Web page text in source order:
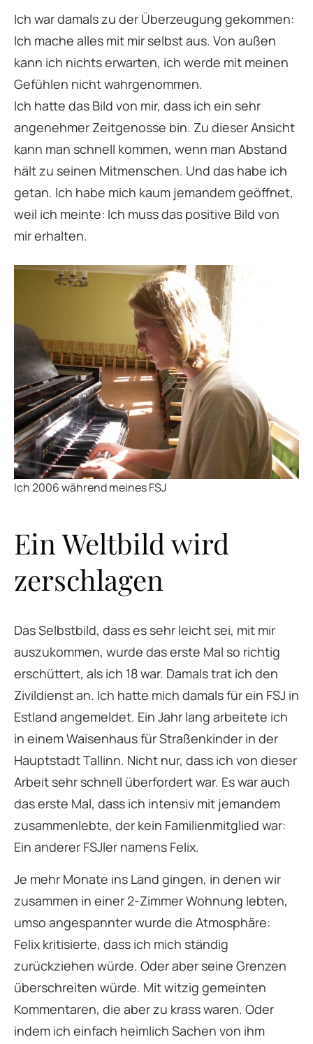
Ich war damals zu der Überzeugung gekommen:
Ich mache alles mit mir selbst aus. Von außen
kann ich nichts erwarten, ich werde mit meinen
Gefühlen nicht wahrgenommen.
Ich hatte das Bild von mir, dass ich ein sehr
angenehmer Zeitgenosse bin. Zu dieser Ansicht
kann man schnell kommen, wenn man Abstand
hält zu seinen Mitmenschen. Und das habe ich
getan. Ich habe mich kaum jemandem geöffnet,
weil ich meinte: Ich muss das positive Bild von
mir erhalten.
Ich 2006 während meines FSJ
Ein Weltbild wird
zerschlagen
Das Selbstbild, dass es sehr leicht sei, mit mir
auszukommen, wurde das erste Mal so richtig
erschüttert, als ich 18 war. Damals trat ich den
Zivildienst an. Ich hatte mich damals für ein FSJ in
Estland angemeldet. Ein Jahr lang arbeitete ich
in einem Waisenhaus für Straßenkinder in der
Hauptstadt Tallinn. Nicht nur, dass ich von dieser
Arbeit sehr schnell überfordert war. Es war auch
das erste Mal, dass ich intensiv mit jemandem
zusammenlebte, der kein Familienmitglied war:
Ein anderer FSJler namens Felix.
Je mehr Monate ins Land gingen, in denen wir
zusammen in einer 2-Zimmer Wohnung lebten,
umso angespannter wurde die Atmosphäre:
Felix kritisierte, dass ich mich ständig
zurückziehen würde. Oder aber seine Grenzen
überschreiten würde. Mit witzig gemeinten
Kommentaren, die aber zu krass waren. Oder
indem ich einfach heimlich Sachen von ihm